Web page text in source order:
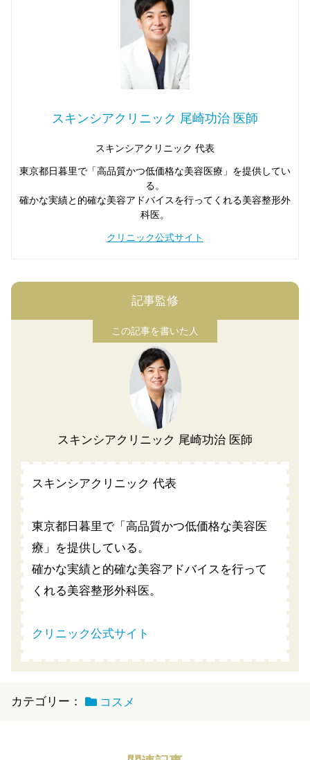
スキンシアクリニック 尾崎功治 医師
スキンシアクリニック 代表
東京都日暮里で「高品質かつ低価格な美容医療」を提供してい
る。
確かな実績と的確な美容アドバイスを行ってくれる美容整形外
科医。
クリニック公式サイト
記事監修
スキンシアクリニック 尾崎功治 医師
スキンシアクリニック 代表
東京都日暮里で「高品質かつ低価格な美容医
療」を提供している。
確かな実績と的確な美容アドバイスを行って
くれる美容整形外科医。
クリニック公式サイト
カテゴリー： コスメ